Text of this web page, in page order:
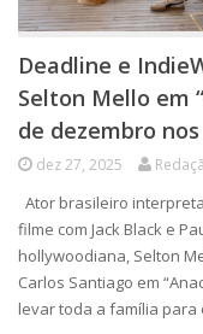
Deadline e
Selton Mello em
de dezembro
dez 27, 2025
Ator brasileiro
filme com Jack Black e
hollywoodiana, Selton
Carlos Santiago em
levar toda a família para